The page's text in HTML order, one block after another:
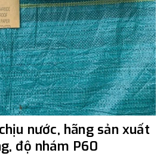
nước, hãng sản xuất
độ nhám P60